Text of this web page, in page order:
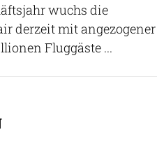
wuchs die
derzeit mit angezogener
Fluggäste ...